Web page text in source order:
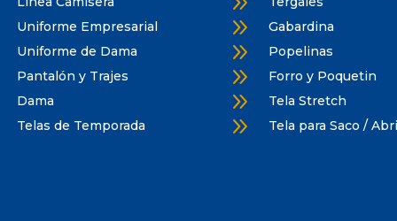
Uniforme Empresarial
Uniforme de Dama
Pantalón y Trajes
Dama
Telas de Temporada
9 Gabardina
9 Popelinas
9 Forro y Poquetin
9 Tela Stretch
9 Tela para Saco /